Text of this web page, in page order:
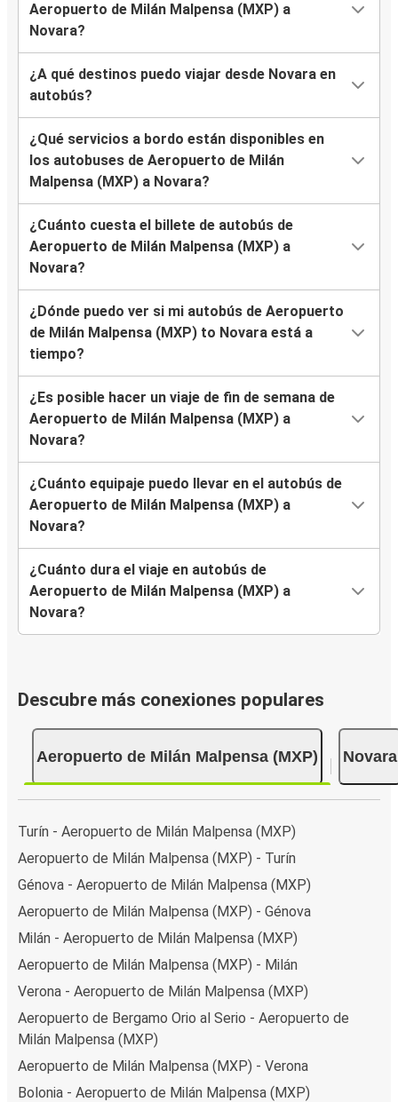
Aeropuerto de Milán Malpensa (MXP) a
Novara?
¿A qué destinos puedo viajar desde Novara en
autobús?
¿Qué servicios a bordo están disponibles en
los autobuses de Aeropuerto de Milán
Malpensa (MXP) a Novara?
¿Cuánto cuesta el billete de autobús de
Aeropuerto de Milán Malpensa (MXP) a
Novara?
¿Dónde puedo ver si mi autobús de Aeropuerto
de Milán Malpensa (MXP) to Novara está a
tiempo?
¿Es posible hacer un viaje de fin de semana de
Aeropuerto de Milán Malpensa (MXP) a
Novara?
¿Cuánto equipaje puedo llevar en el autobús de
Aeropuerto de Milán Malpensa (MXP) a
Novara?
¿Cuánto dura el viaje en autobús de
Aeropuerto de Milán Malpensa (MXP) a
Novara?
Descubre más conexiones populares
Aeropuerto de Milán Malpensa (MXP) Novara
Turín - Aeropuerto de Milán Malpensa (MXP)
Aeropuerto de Milán Malpensa (MXP) - Turín
Génova - Aeropuerto de Milán Malpensa (MXP)
Aeropuerto de Milán Malpensa (MXP) - Génova
Milán - Aeropuerto de Milán Malpensa (MXP)
Aeropuerto de Milán Malpensa (MXP) - Milán
Verona - Aeropuerto de Milán Malpensa (MXP)
Aeropuerto de Bergamo Orio al Serio - Aeropuerto de
Milán Malpensa (MXP)
Aeropuerto de Milán Malpensa (MXP) - Verona
Bolonia - Aeropuerto de Milán Malpensa (MXP)